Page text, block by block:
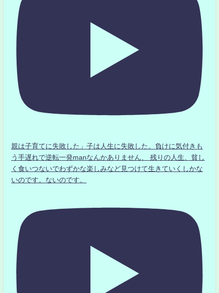
親は子育てに失敗した」子は人生に失敗した。負けに気付きも
う手遅れで逆転一発manなんかありません、 残りの人生、貧し
く食いつないでわずかな楽しみなど見つけて生きていくしかな
いのです。ないのです。